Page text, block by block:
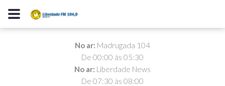
No ar: Madrugada 104
De 00:00 às 05:30
No ar: Liberdade News
De 07:30 às 08:00